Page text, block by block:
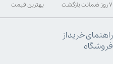
بهترین قیمت ۷ روز ضمانت بازگشت
راهنمای خرید از
فروشگاه